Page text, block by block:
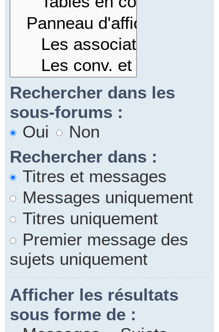
Rechercher dans les
sous-forums :
Oui
Non
Rechercher dans :
Titres et messages
Messages uniquement
Titres uniquement
Premier message des
sujets uniquement
Afficher les résultats
sous forme de :